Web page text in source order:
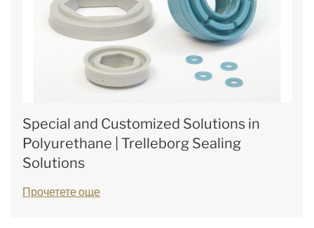
Special and Customized Solutions in
Polyurethane | Trelleborg Sealing
Solutions
Прочетете още